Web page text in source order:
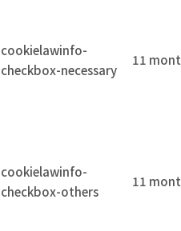
cookielawinfo-
checkbox-necessary
11
cookielawinfo-
checkbox-others
11